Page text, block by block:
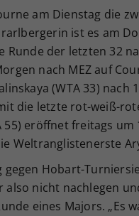
am Dienstag die
ist es am
Runde der letzten 32
nach MEZ auf
(WTA 33)
die letzte rot-weiß-
eröffnet freitags
Weltranglistenerste
Hobart-
also nicht nachlegen
eines Majors. „Es